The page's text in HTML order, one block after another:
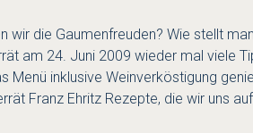
die Gaumenfreuden? Wie stellt
am 24. Juni 2009 wieder mal viele
inklusive Weinverköstigung
Franz Ehritz Rezepte, die wir uns